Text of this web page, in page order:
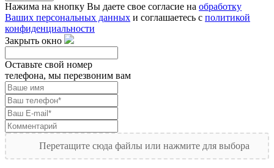
Нажима на кнопку Вы даете свое согласие на обработку
Ваших персональных данных и соглашаетесь с политикой
конфиденциальности
Закрыть окно
Оставьте свой номер
телефона, мы перезвоним вам
Перетащите сюда файлы или нажмите для выбора